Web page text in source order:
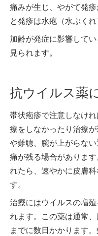
痛みが生じ、やがて発
と発疹は水疱（水ぶくれ
加齢が発症に影響して
見られます。
抗ウイルス薬
帯状疱疹で注意しなけ
療をしなかったり治療
や難聴、腕が上がらな
痛が残る場合がありま
れたら、速やかに皮膚
す。
治療にはウイルスの増
れます。この薬は通常
までに数日かかります